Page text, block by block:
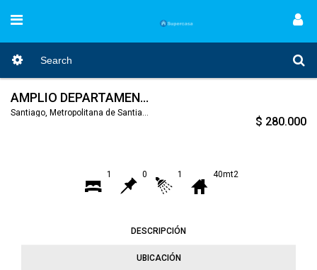
AMPLIO DEPARTAMENTO con BODEGA, Metro U de Chile
Santiago, Metropolitana de Santiago, Nro. Código 944
$ 280.000
1 0 1 40mt2
DESCRIPCIÓN
UBICACIÓN